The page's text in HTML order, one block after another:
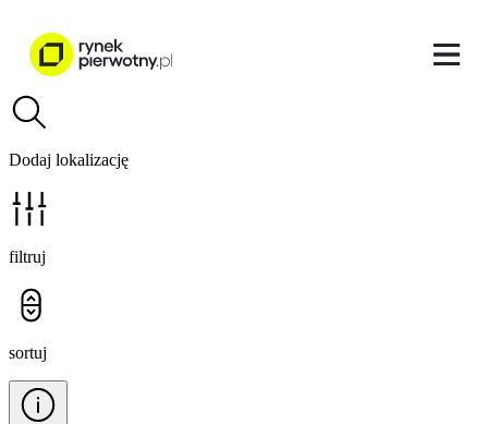
Dodaj lokalizację
filtruj
sortuj